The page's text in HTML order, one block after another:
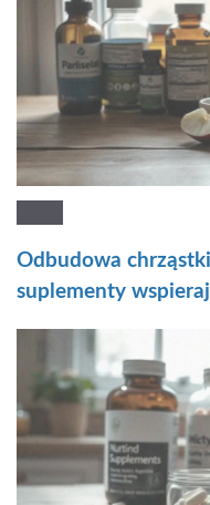
Odbudowa
suplementy